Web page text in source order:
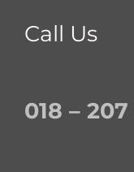
Call Us
018 – 207